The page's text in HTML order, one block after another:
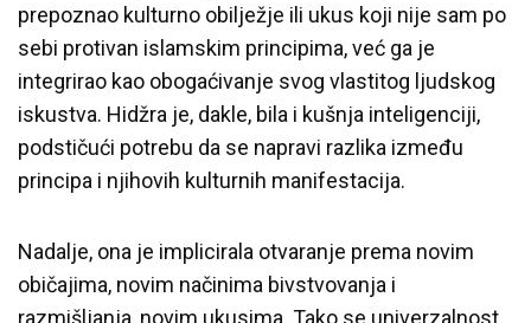
prepoznao kulturno obilježje ili ukus koji nije sam po
sebi protivan islamskim principima, već ga je
integrirao kao obogaćivanje svog vlastitog ljudskog
iskustva. Hidžra je, dakle, bila i kušnja inteligenciji,
podstičući potrebu da se napravi razlika između
principa i njihovih kulturnih manifestacija.
Nadalje, ona je implicirala otvaranje prema novim
običajima, novim načinima bivstvovanja i
razmišljanja, novim ukusima. Tako se univerzalnost